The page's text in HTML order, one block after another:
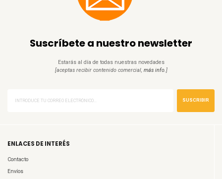
Suscríbete a nuestro newsletter
Estarás al día de todas nuestras novedades
[aceptas recibir contenido comercial, más info.]
SUSCRIBIR
ENLACES DE INTERÉS
Contacto
Envíos